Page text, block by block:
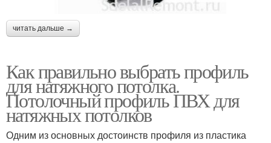
читать дальше →
Как правильно выбрать профиль
для натяжного потолка.
Потолочный профиль ПВХ для
натяжных потолков
Одним из основных достоинств профиля из пластика